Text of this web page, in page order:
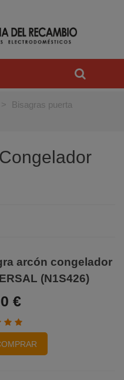
>
Bisagras puerta
arcón congelador
(N1S426)
€